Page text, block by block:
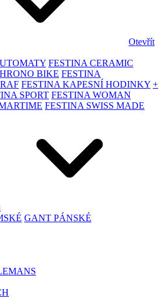
Otevřít
FESTINA CERAMIC
BIKE FESTINA
FESTINA KAPESNÍ HODINKY +
SPORT FESTINA WOMAN
FESTINA SWISS MADE
GANT PÁNSKÉ